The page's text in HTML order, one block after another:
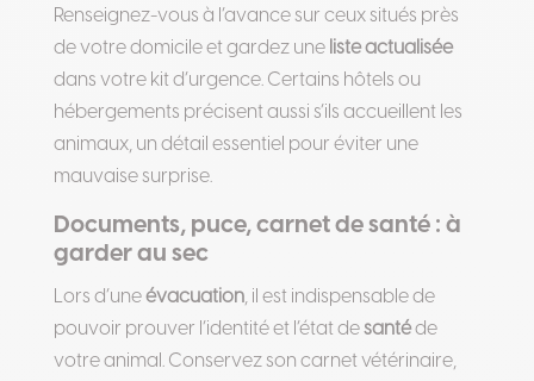
Renseignez-vous à l’avance sur ceux situés près
de votre domicile et gardez une liste actualisée
dans votre kit d’urgence. Certains hôtels ou
hébergements précisent aussi s’ils accueillent les
animaux, un détail essentiel pour éviter une
mauvaise surprise.
Documents, puce, carnet de santé : à
garder au sec
Lors d’uneévacuation, il est indispensable de
pouvoir prouver l’identité et l’état desantéde
votre animal. Conservez son carnet vétérinaire,